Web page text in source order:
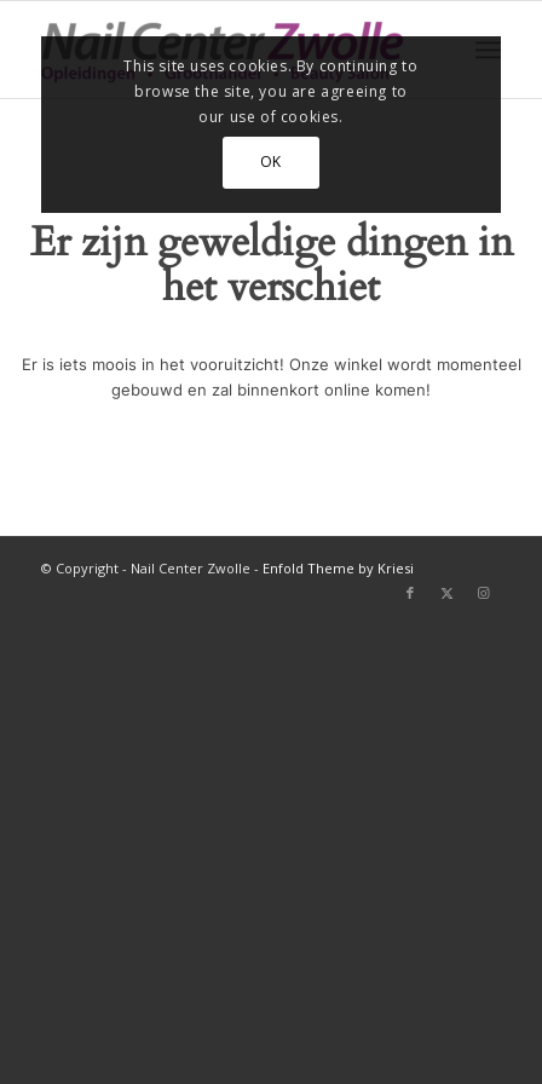
Er zijn geweldige dingen in
het verschiet
Er is iets moois in het vooruitzicht! Onze winkel wordt momenteel
gebouwd en zal binnenkort online komen!
© Copyright - Nail Center Zwolle - Enfold Theme by Kriesi
This site uses cookies. By continuing to
browse the site, you are agreeing to
our use of cookies.
OK